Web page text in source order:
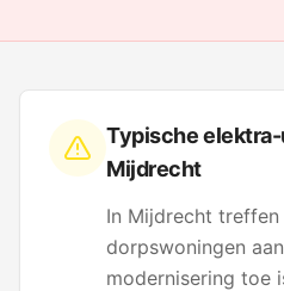
Typische
Mijdrecht
In Mijdrecht
dorpswoningen
modernisering toe